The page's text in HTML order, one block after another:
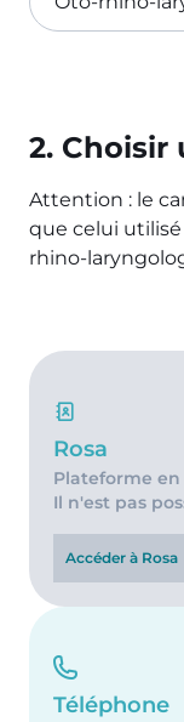
2. Choisir
Attention : le
que celui utilisé
rhino-
Rosa
Plateforme
Il n'est pas
Accéder à Rosa
Téléphone